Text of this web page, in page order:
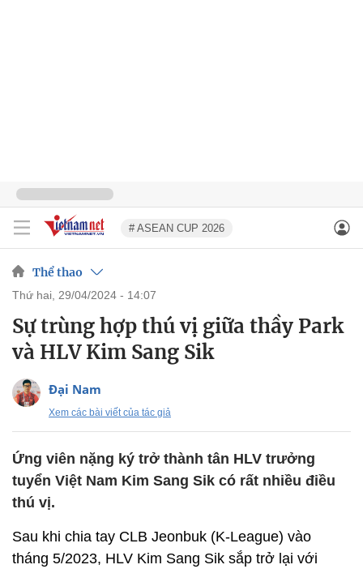
# ASEAN CUP 2026
Thể thao
thứ hai, 29/04/2024 - 14:07
Sự trùng hợp thú vị giữa thầy Park
và HLV Kim Sang Sik
Đại Nam
Xem các bài viết của tác giả
Ứng viên nặng ký trở thành tân HLV trưởng
tuyển Việt Nam Kim Sang Sik có rất nhiều điều
thú vị.
Sau khi chia tay CLB Jeonbuk (K-League) vào
tháng 5/2023, HLV Kim Sang Sik sắp trở lại với